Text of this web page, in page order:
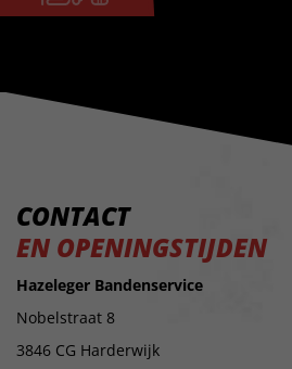
CONTACT
EN OPENINGSTIJDEN
Hazeleger Bandenservice
Nobelstraat 8
3846 CG Harderwijk